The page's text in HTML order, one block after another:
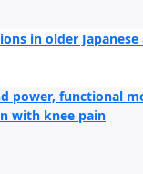
in older
power, functional
with knee pain